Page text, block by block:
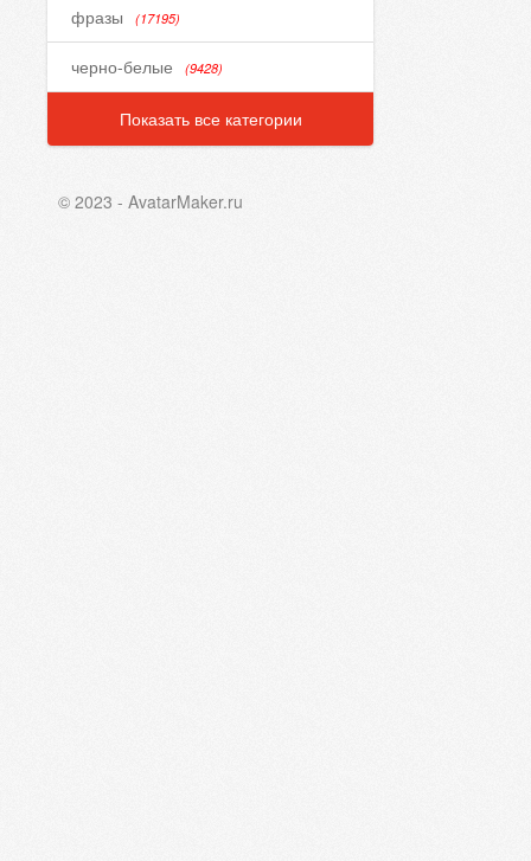
фразы (17195)
черно-белые (9428)
Показать все категории
© 2023 - AvatarMaker.ru